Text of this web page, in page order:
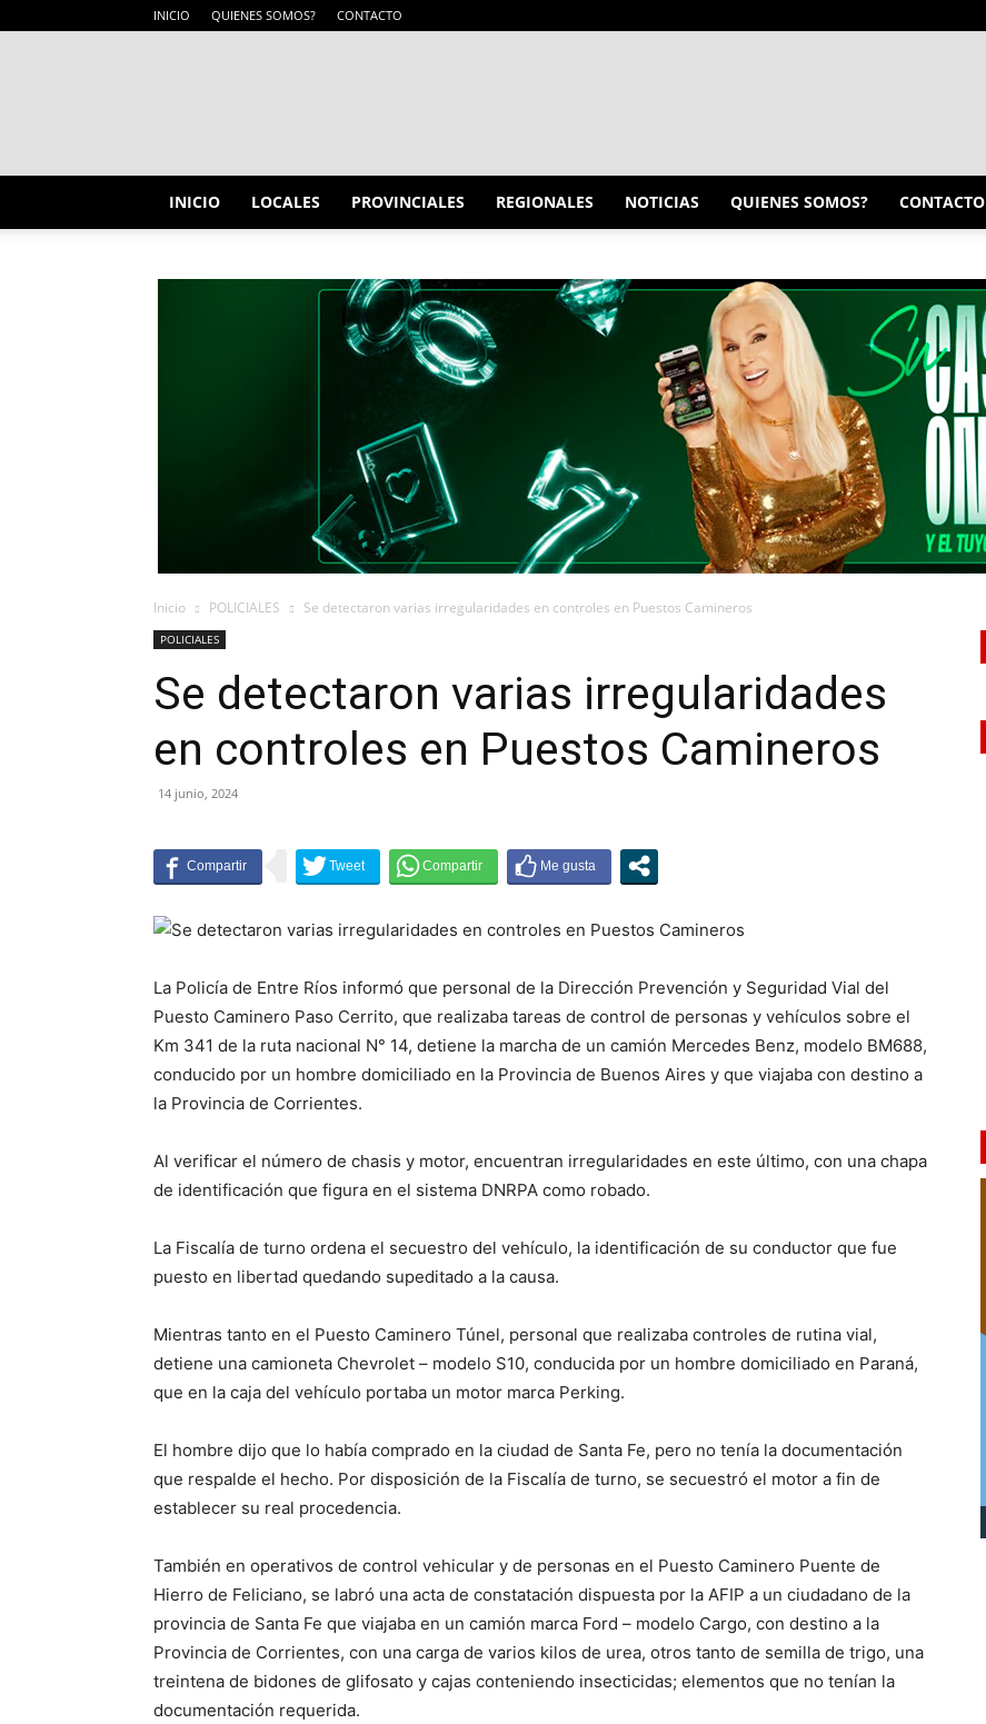
INICIO QUIENES SOMOS? CONTACTO
INFO
CONQUISTADORES
INICIO LOCALES PROVINCIALES REGIONALES NOTICIAS QUIENES SOMOS? CONTACTO
Inicio POLICIALES Se detectaron varias irregularidades en controles en Puestos Camineros
POLICIALES
Se detectaron varias irregularidades
en controles en Puestos Camineros
14 junio, 2024
La Policía de Entre Ríos informó que personal de la Dirección Prevención y Seguridad Vial del
Puesto Caminero Paso Cerrito, que realizaba tareas de control de personas y vehículos sobre el
Km 341 de la ruta nacional N° 14, detiene la marcha de un camión Mercedes Benz, modelo BM688,
conducido por un hombre domiciliado en la Provincia de Buenos Aires y que viajaba con destino a
la Provincia de Corrientes.
Al verificar el número de chasis y motor, encuentran irregularidades en este último, con una chapa
de identificación que figura en el sistema DNRPA como robado.
La Fiscalía de turno ordena el secuestro del vehículo, la identificación de su conductor que fue
puesto en libertad quedando supeditado a la causa.
Mientras tanto en el Puesto Caminero Túnel, personal que realizaba controles de rutina vial,
detiene una camioneta Chevrolet – modelo S10, conducida por un hombre domiciliado en Paraná,
que en la caja del vehículo portaba un motor marca Perking.
El hombre dijo que lo había comprado en la ciudad de Santa Fe, pero no tenía la documentación
que respalde el hecho. Por disposición de la Fiscalía de turno, se secuestró el motor a fin de
establecer su real procedencia.
También en operativos de control vehicular y de personas en el Puesto Caminero Puente de
Hierro de Feliciano, se labró una acta de constatación dispuesta por la AFIP a un ciudadano de la
provincia de Santa Fe que viajaba en un camión marca Ford – modelo Cargo, con destino a la
Provincia de Corrientes, con una carga de varios kilos de urea, otros tanto de semilla de trigo, una
treintena de bidones de glifosato y cajas conteniendo insecticidas; elementos que no tenían la
documentación requerida.